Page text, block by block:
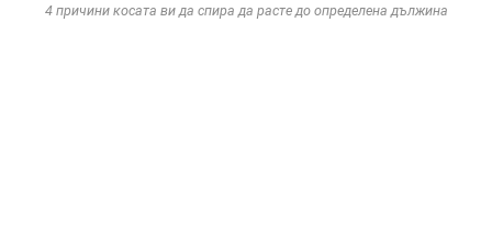
4 причини косата ви да спира да расте до определена дължина